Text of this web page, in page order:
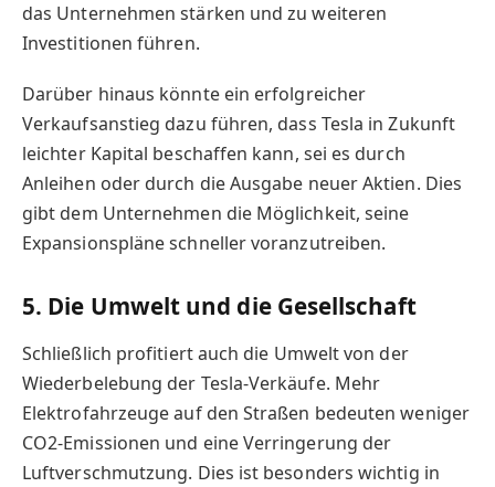
das Unternehmen stärken und zu weiteren
Investitionen führen.
Darüber hinaus könnte ein erfolgreicher
Verkaufsanstieg dazu führen, dass Tesla in Zukunft
leichter Kapital beschaffen kann, sei es durch
Anleihen oder durch die Ausgabe neuer Aktien. Dies
gibt dem Unternehmen die Möglichkeit, seine
Expansionspläne schneller voranzutreiben.
5. Die Umwelt und die Gesellschaft
Schließlich profitiert auch die Umwelt von der
Wiederbelebung der Tesla-Verkäufe. Mehr
Elektrofahrzeuge auf den Straßen bedeuten weniger
CO2-Emissionen und eine Verringerung der
Luftverschmutzung. Dies ist besonders wichtig in